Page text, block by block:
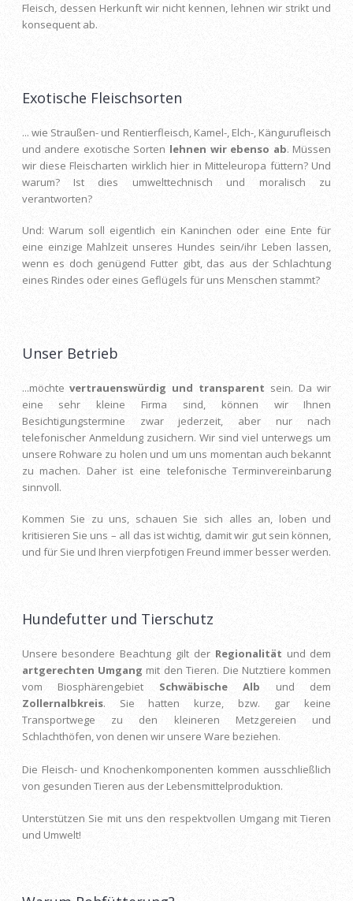
Fleisch, dessen Herkunft wir nicht kennen, lehnen wir strikt und
konsequent ab.
Exotische Fleischsorten
... wie Straußen- und Rentierfleisch, Kamel-, Elch-, Kängurufleisch
und andere exotische Sorten lehnen wir ebenso ab. Müssen
wir diese Fleischarten wirklich hier in Mitteleuropa füttern? Und
warum? Ist dies umwelttechnisch und moralisch zu
verantworten?
Und: Warum soll eigentlich ein Kaninchen oder eine Ente für
eine einzige Mahlzeit unseres Hundes sein/ihr Leben lassen,
wenn es doch genügend Futter gibt, das aus der Schlachtung
eines Rindes oder eines Geflügels für uns Menschen stammt?
Unser Betrieb
...möchtevertrauenswürdig und transparent sein. Da wir
eine sehr kleine Firma sind, können wir Ihnen
Besichtigungstermine zwar jederzeit, aber nur nach
telefonischer Anmeldung zusichern. Wir sind viel unterwegs um
unsere Rohware zu holen und um uns momentan auch bekannt
zu machen. Daher ist eine telefonische Terminvereinbarung
sinnvoll.
Kommen Sie zu uns, schauen Sie sich alles an, loben und
kritisieren Sie uns – all das ist wichtig, damit wir gut sein können,
und für Sie und Ihren vierpfotigen Freund immer besser werden.
Hundefutter und Tierschutz
Unsere besondere Beachtung gilt der Regionalität und dem
artgerechten Umgang mit den Tieren. Die Nutztiere kommen
vom Biosphärengebiet Schwäbische Alb und dem
Zollernalbkreis. Sie hatten kurze, bzw. gar keine
Transportwege zu den kleineren Metzgereien und
Schlachthöfen, von denen wir unsere Ware beziehen.
Die Fleisch- und Knochenkomponenten kommen ausschließlich
von gesunden Tieren aus der Lebensmittelproduktion.
Unterstützen Sie mit uns den respektvollen Umgang mit Tieren
und Umwelt!